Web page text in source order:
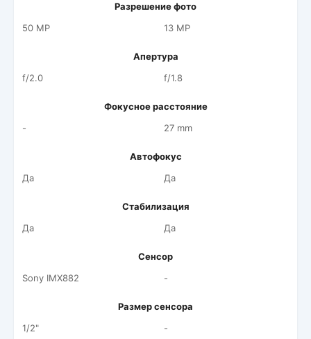
Разрешение фото
50 MP
13 MP
Апертура
f/2.0
f/1.8
Фокусное расстояние
-
27 mm
Автофокус
Да
Да
Стабилизация
Да
Да
Сенсор
Sony IMX882
-
Размер сенсора
1/2"
-